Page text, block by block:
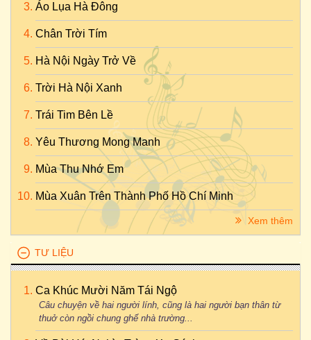
Áo Lụa Hà Đông
Chân Trời Tím
Hà Nội Ngày Trở Về
Trời Hà Nội Xanh
Trái Tim Bên Lề
Yêu Thương Mong Manh
Mùa Thu Nhớ Em
Mùa Xuân Trên Thành Phố Hồ Chí Minh
Xem thêm
TƯ LIỆU
Ca Khúc Mười Năm Tái Ngộ
Câu chuyện về hai người lính, cũng là hai người bạn thân từ
thuở còn ngồi chung ghế nhà trường...